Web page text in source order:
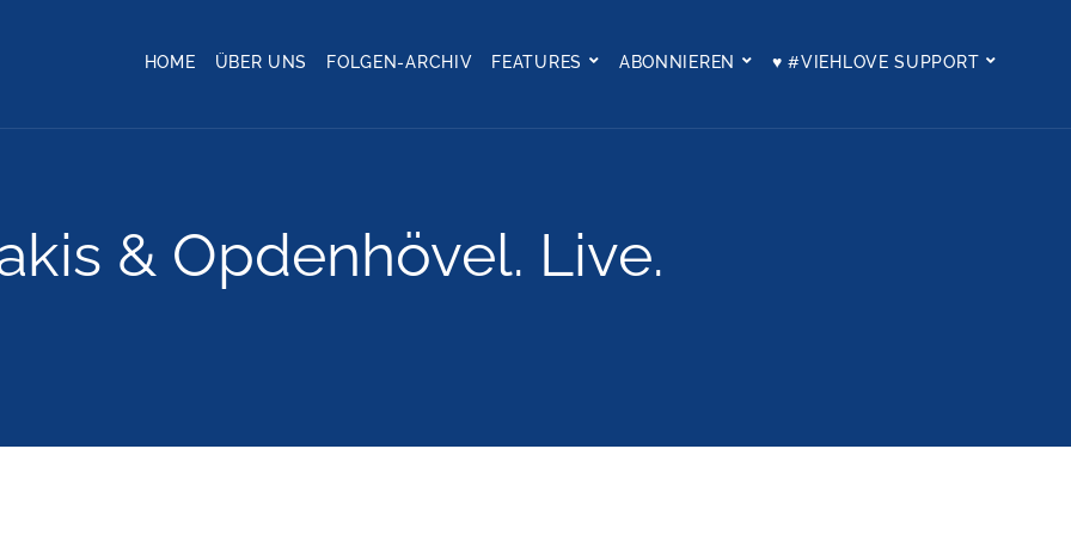
HOME ÜBER UNS FOLGEN-ARCHIV FEATURES ABONNIEREN ♥ #VIEHLOVE SUPPORT
& Opdenhövel. Live.